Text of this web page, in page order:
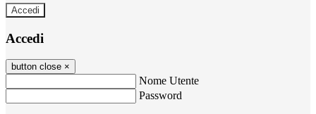
Accedi
Accedi
button close ×
Nome Utente
Password